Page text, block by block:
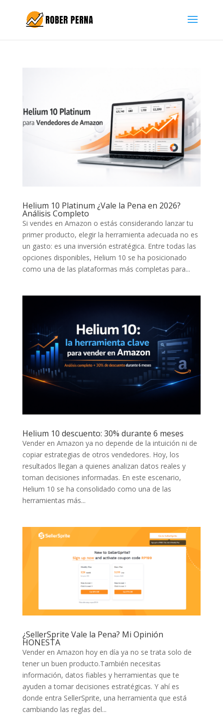
Helium 10 Platinum ¿Vale la Pena en 2026?
Análisis Completo
Si vendes en Amazon o estás considerando lanzar tu
primer producto, elegir la herramienta adecuada no es
un gasto: es una inversión estratégica. Entre todas las
opciones disponibles, Helium 10 se ha posicionado
como una de las plataformas más completas para...
Helium 10 descuento: 30% durante 6 meses
Vender en Amazon ya no depende de la intuición ni de
copiar estrategias de otros vendedores. Hoy, los
resultados llegan a quienes analizan datos reales y
toman decisiones informadas. En este escenario,
Helium 10 se ha consolidado como una de las
herramientas más...
¿SellerSprite Vale la Pena? Mi Opinión
HONESTA
Vender en Amazon hoy en día ya no se trata solo de
tener un buen producto.También necesitas
información, datos fiables y herramientas que te
ayuden a tomar decisiones estratégicas. Y ahí es
donde entra SellerSprite, una herramienta que está
cambiando las reglas del...